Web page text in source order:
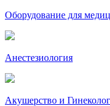
Оборудование для
Анестезиология
Акушерство и